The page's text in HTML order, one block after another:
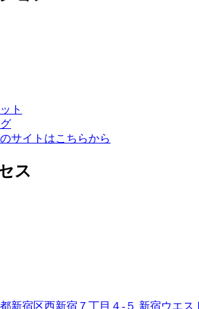
ス
新宿区西新宿７丁目４-５ 新宿ウエス